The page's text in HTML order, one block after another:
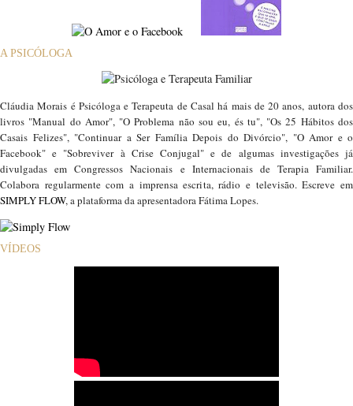
A PSICÓLOGA
Cláudia Morais é Psicóloga e Terapeuta de Casal há mais de 20 anos, autora dos
livros "Manual do Amor", "O Problema não sou eu, és tu", "Os 25 Hábitos dos
Casais Felizes", "Continuar a Ser Família Depois do Divórcio", "O Amor e o
Facebook" e "Sobreviver à Crise Conjugal" e de algumas investigações já
divulgadas em Congressos Nacionais e Internacionais de Terapia Familiar.
Colabora regularmente com a imprensa escrita, rádio e televisão. Escreve em
SIMPLY FLOW, a plataforma da apresentadora Fátima Lopes.
VÍDEOS